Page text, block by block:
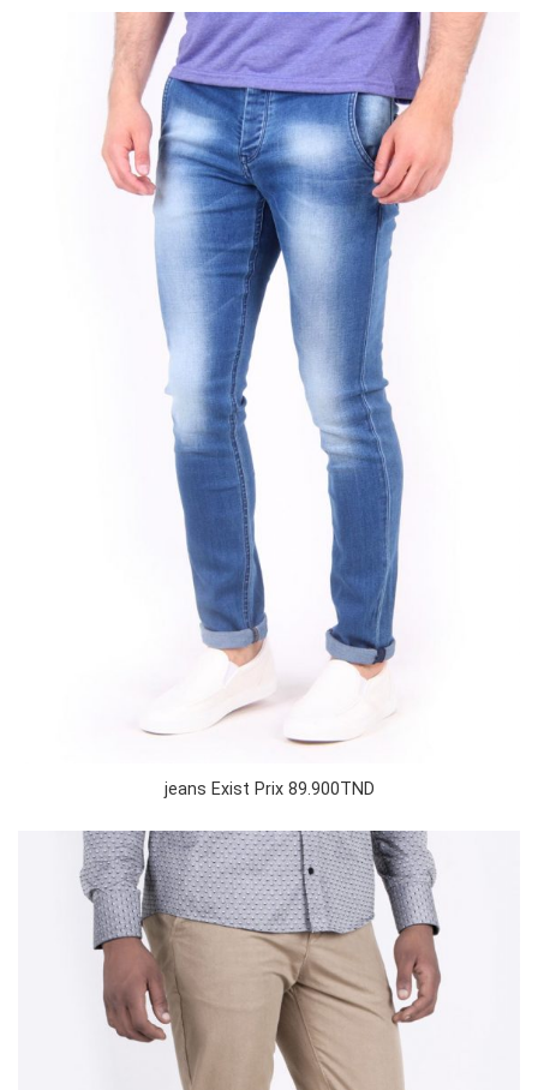
jeans Exist Prix 89.900TND